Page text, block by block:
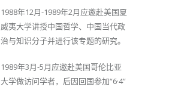
1988年12月-1989年2月应邀赴美国夏
威夷大学讲授中国哲学、中国当代政
治与知识分子并进行该专题的研究。
1989年3月-5月应邀赴美国哥伦比亚
大学做访问学者，后因回国参加“6·4”